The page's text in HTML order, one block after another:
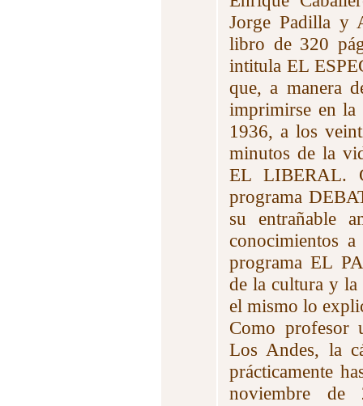
Jorge Padilla y
libro de 320
intitula EL
que, a manera
imprimirse en
1936, a los
minutos de la
EL LIBERAL.
programa
su entrañable
conocimientos
programa EL
de la cultura y la
el mismo lo
Como profesor
Los Andes, la
prácticamente
noviembre de